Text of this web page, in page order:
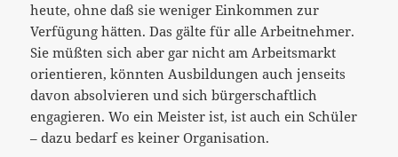
heute, ohne daß sie weniger Einkommen zur
Verfügung hätten. Das gälte für alle Arbeitnehmer.
Sie müßten sich aber gar nicht am Arbeitsmarkt
orientieren, könnten Ausbildungen auch jenseits
davon absolvieren und sich bürgerschaftlich
engagieren. Wo ein Meister ist, ist auch ein Schüler
– dazu bedarf es keiner Organisation.